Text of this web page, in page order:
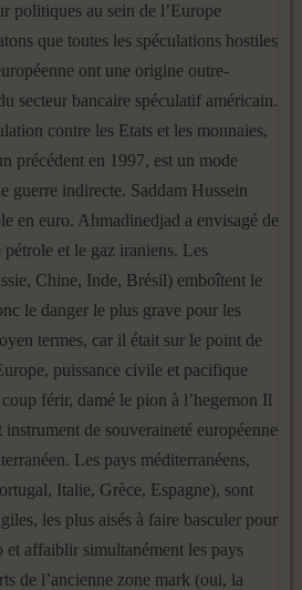
politiques au sein de l’Europe
que toutes les spéculations hostiles
ont une origine outre-
secteur bancaire spéculatif américain.
contre les Etats et les monnaies,
précédent en 1997, est un mode
guerre indirecte. Saddam Hussein
en euro. Ahmadinedjad a envisagé de
et le gaz iraniens. Les
Chine, Inde, Brésil) emboîtent le
le danger le plus grave pour les
termes, car il était sur le point de
puissance civile et pacifique
férir, damé le pion à l’hegemon Il
de souveraineté européenne
Les pays méditerranéens,
Italie, Grèce, Espagne), sont
les plus aisés à faire basculer pour
et affaiblir simultanément les pays
de l’ancienne zone mark (oui, la